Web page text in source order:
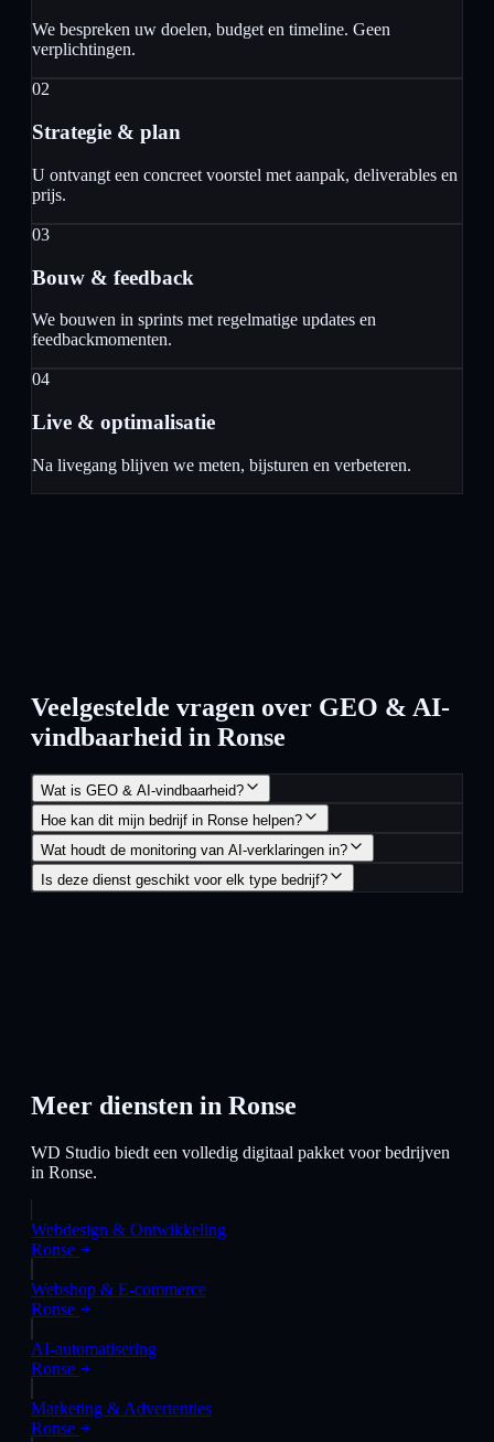
We bespreken uw doelen, budget en timeline. Geen
verplichtingen.
02
Strategie & plan
U ontvangt een concreet voorstel met aanpak, deliverables en
prijs.
03
Bouw & feedback
We bouwen in sprints met regelmatige updates en
feedbackmomenten.
04
Live & optimalisatie
Na livegang blijven we meten, bijsturen en verbeteren.
Veelgestelde vragen over GEO & AI-
vindbaarheid in Ronse
Wat is GEO & AI-vindbaarheid?
Hoe kan dit mijn bedrijf in Ronse helpen?
Wat houdt de monitoring van AI-verklaringen in?
Is deze dienst geschikt voor elk type bedrijf?
Meer diensten in Ronse
WD Studio biedt een volledig digitaal pakket voor bedrijven
in Ronse.
Webdesign & Ontwikkeling
Ronse
Webshop & E-commerce
Ronse
AI-automatisering
Ronse
Marketing & Advertenties
Ronse